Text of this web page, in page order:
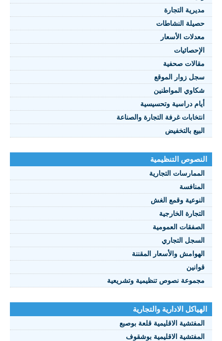
النصوص 2021
FRANÇAIS
مديرية التجارة
حصيلة النشاطات
معدلات الأسعار
الإحصائيات
مقالات صحفية
سجل زوار الموقع
شكاوي المواطنين
أيام دراسية وتحسيسية
انتخابات غرفة التجارة والصناعة
البيع بالتخفيض
النصوص التنظيمية
الممارسات التجارية
المنافسة
النوعية وقمع الغش
التجارة الخارجية
الصفقات العمومية
السجل التجاري
الهوامش والأسعار المقننة
قوانين
مجموعة نصوص تنظيمية وتشريعية
الهياكل الادارية والتجارية
المفتشية الاقليمية قلعة بوصبع
المفتشية الاقليمية بوشقوف